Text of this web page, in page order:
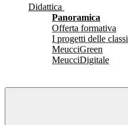
Didattica
Panoramica
Offerta formativa
I progetti delle classi
MeucciGreen
MeucciDigitale